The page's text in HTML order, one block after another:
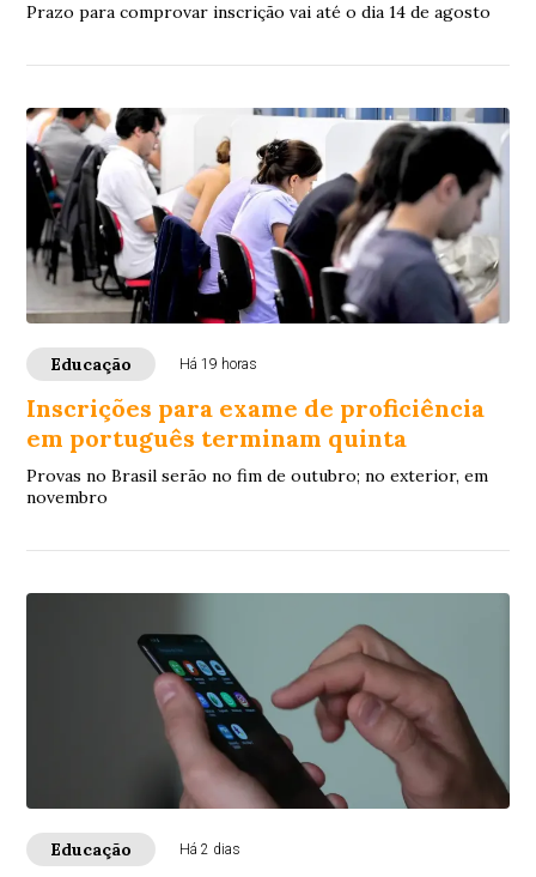
Prazo para comprovar inscrição vai até o dia 14 de agosto
Educação Há 19 horas
Inscrições para exame de proficiência
em português terminam quinta
Provas no Brasil serão no fim de outubro; no exterior, em
novembro
Educação Há 2 dias